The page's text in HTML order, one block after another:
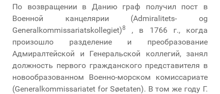
По возвращении в Данию граф получил пост в
Военной канцелярии (Admiralitets- og
Generalkommissariatskollegiet)8
, в 1766 г., когда
произошло разделение и преобразование
Адмиралтейской и Генеральской коллегий, занял
должность первого гражданского представителя в
новообразованном Военно-морском комиссариате
(Generalkommissariatet for Søetaten). В том же году Г.